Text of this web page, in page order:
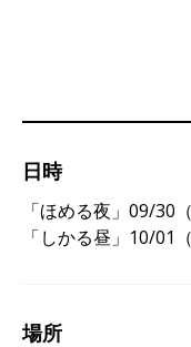
日時
「ほめる夜」09/30
「しかる昼」10/01
場所